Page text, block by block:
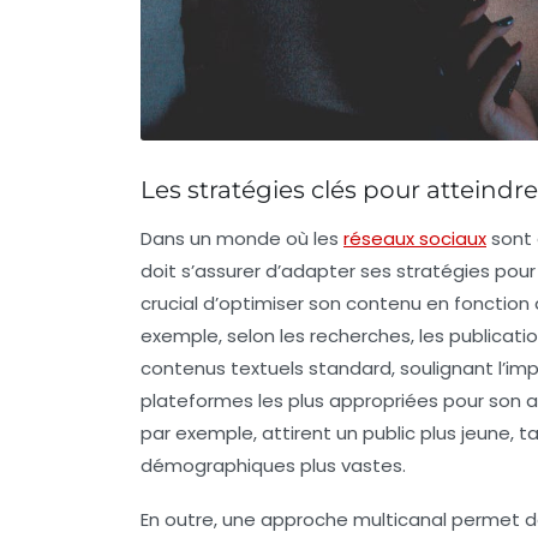
Les stratégies clés pour
Dans un monde où les réseaux sociauxsont
doit s’assurer d’adapter ses stratégies
crucial d’optimiser son contenu en
exemple, selon les recherches, les
contenus textuels standard, soulignant
plateformes les plus appropriées pour son
par exemple, attirent un public plus jeune,
démographiques plus vastes.
En outre, une approche multicanal permet